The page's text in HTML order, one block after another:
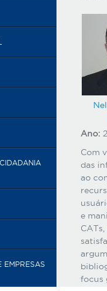
Ano:
Com
das
ao
e
focus
EMPRESAS